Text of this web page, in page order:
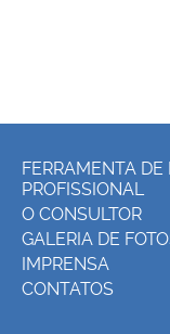
FERRAMENTA
PROFISSIONAL
O CONSULTOR
GALERIA DE
IMPRENSA
CONTATOS